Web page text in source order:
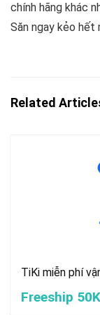
chính hãng khác
Săn ngay kẻo hết
Related
TiKi miễn phí
Freeship 50K